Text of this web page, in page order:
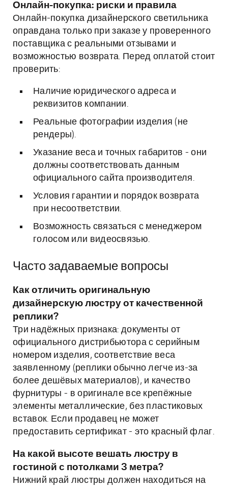
Онлайн-покупка: риски и правила
Онлайн-покупка дизайнерского светильника
оправдана только при заказе у проверенного
поставщика с реальными отзывами и
возможностью возврата. Перед оплатой стоит
проверить:
Наличие юридического адреса и
реквизитов компании.
Реальные фотографии изделия (не
рендеры).
Указание веса и точных габаритов - они
должны соответствовать данным
официального сайта производителя.
Условия гарантии и порядок возврата
при несоответствии.
Возможность связаться с менеджером
голосом или видеосвязью.
Часто задаваемые вопросы
Как отличить оригинальную
дизайнерскую люстру от качественной
реплики?
Три надёжных признака: документы от
официального дистрибьютора с серийным
номером изделия, соответствие веса
заявленному (реплики обычно легче из-за
более дешёвых материалов), и качество
фурнитуры - в оригинале все крепёжные
элементы металлические, без пластиковых
вставок. Если продавец не может
предоставить сертификат - это красный флаг.
На какой высоте вешать люстру в
гостиной с потолками 3 метра?
Нижний край люстры должен находиться на